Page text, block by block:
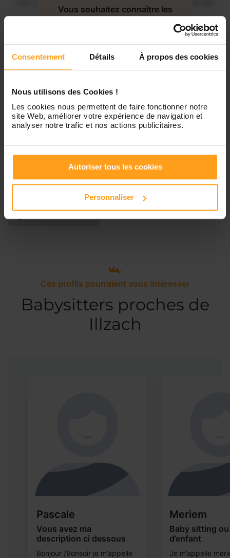
Consentement Détails À propos des cookies
Nous utilisons des Cookies !
Les cookies nous permettent de faire fonctionner notre
site Web, améliorer votre expérience de navigation et
analyser notre trafic et nos actions publicitaires.
Autoriser tous les cookies
Personnaliser
Disponible de 00:00 à 00:00
Vendredi
Dimanche Disponible de 00:00 à 00:00
Vous souhaitez connaître les
Contactez-nous
Services proposés
Garde d’enfants
Ces profils pourraient vous intéresser
Babysitters proches de
Illzach
Pascale
Vous avez ma
description ci dessous
Bonjour /Bonsoir je m’appelle
Meriem
Baby sitting
d’enfant
Je m’appelle